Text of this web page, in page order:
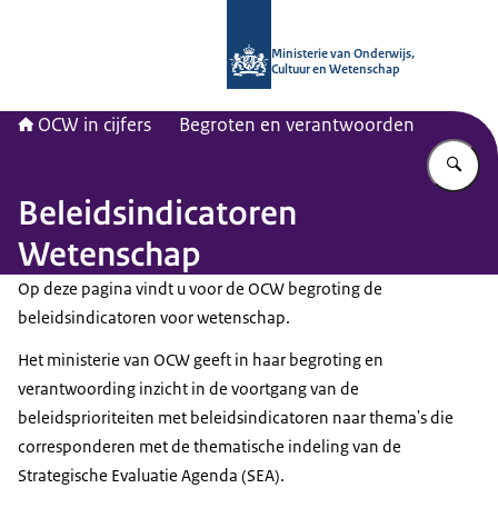
Ministerie van Onderwijs,
Cultuur en Wetenschap
OCW in cijfers Begroten en verantwoorden
Beleidsindicatoren
Wetenschap
Op deze pagina vindt u voor de OCW begroting de
beleidsindicatoren voor wetenschap.
Het ministerie van OCW geeft in haar begroting en
verantwoording inzicht in de voortgang van de
beleidsprioriteiten met beleidsindicatoren naar thema's die
corresponderen met de thematische indeling van de
Strategische Evaluatie Agenda (SEA).